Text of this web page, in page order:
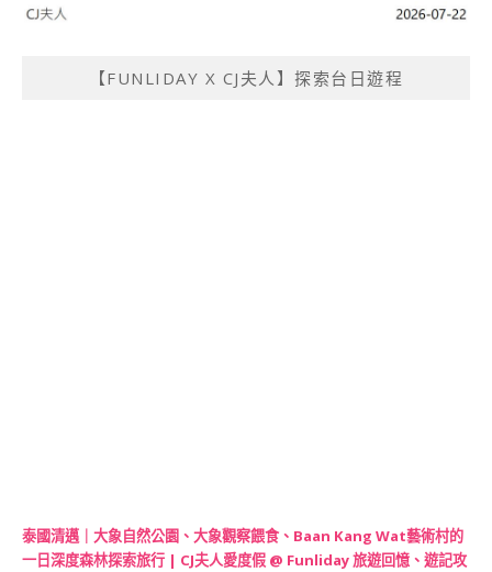
【FUNLIDAY X CJ夫人】探索台日遊程
泰國清邁｜大象自然公園、大象觀察餵食、Baan Kang Wat藝術村的
一日深度森林探索旅行 | CJ夫人愛度假 @ Funliday 旅遊回憶、遊記攻